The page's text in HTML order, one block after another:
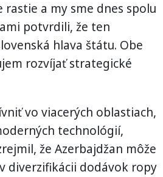
a my sme dnes spolu
potvrdili, že ten
hlava štátu. Obe
rozvíjať strategické
vo viacerých oblastiach,
technológií,
že Azerbajdžan môže
diverzifikácii dodávok ropy